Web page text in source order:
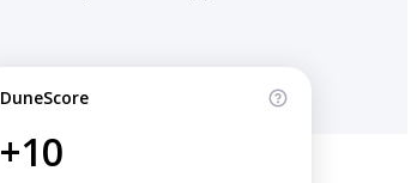
DuneScore
+10